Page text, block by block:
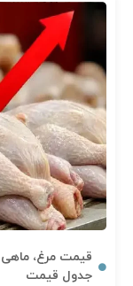
جدول قیمت